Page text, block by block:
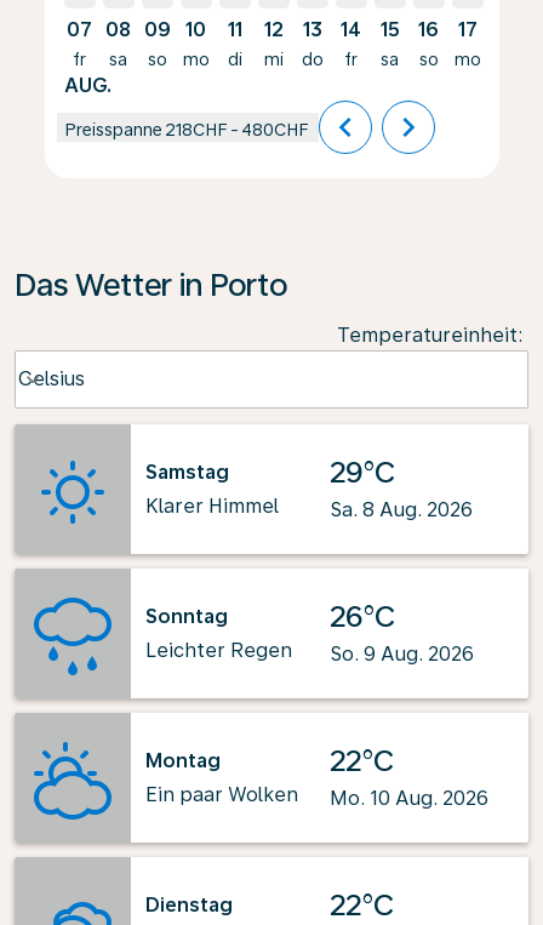
07
fr
AUG.
08
sa
09
so
10
mo
11
di
12
mi
13
do
14
fr
15
sa
16
so
17
mo
Preisspanne 218CHF - 480CHF chevron_left chevron_right
Das Wetter in Porto
Temperatureinheit:
Celsius
keyboard_arrow_down
Samstag
Klarer Himmel
29°C
Sa. 8 Aug. 2026
Sonntag
Leichter Regen
26°C
So. 9 Aug. 2026
Montag
Ein paar Wolken
22°C
Mo. 10 Aug. 2026
Dienstag
22°C